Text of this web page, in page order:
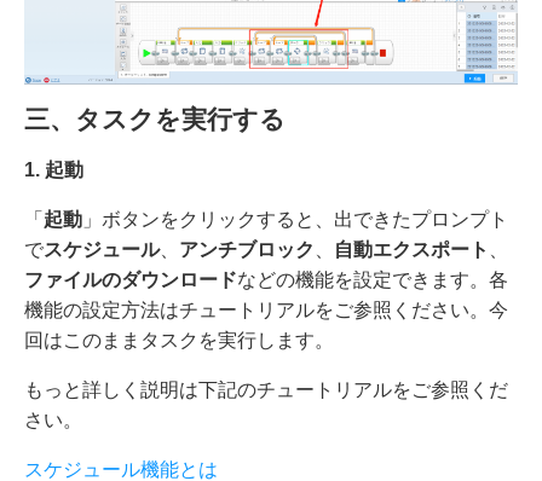
三、タスクを実行する
1. 起動
「 起動 」ボタンをクリックすると、出できたプロンプト
でスケジュール、 アンチブロック 自動エクスポート
ファイルのダウンロードなどの機能を設定できます。各
機能の設定方法はチュートリアルをご参照ください。今
回はこのままタスクを実行します。
もっと詳しく説明は下記のチュートリアルをご参照くだ
さい。
スケジュール機能とは